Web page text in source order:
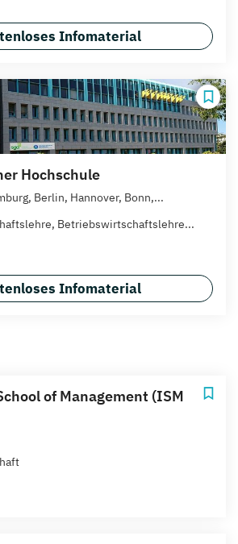
Infomaterial
Hochschule
Berlin, Hannover, Bonn,...
Betriebswirtschaftslehre...
Infomaterial
of Management (ISM